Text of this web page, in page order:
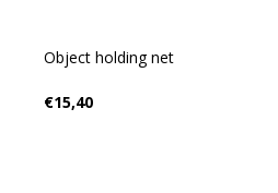
Object holding net
€15,40